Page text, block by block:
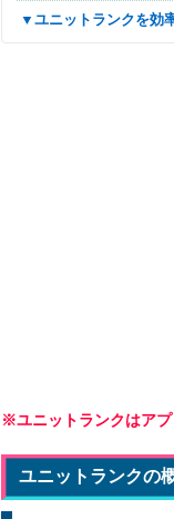
▼ユニットランクを効
※ユニットランクはアプ
ユニットランクの